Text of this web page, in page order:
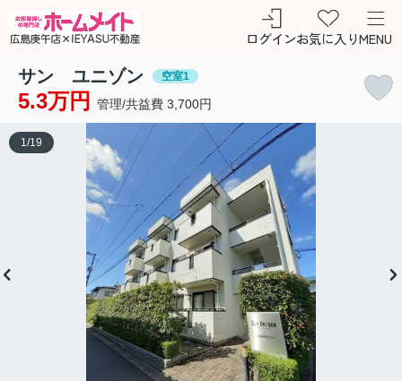
ログインお気に入りMENU
サン ユニゾン 空室1
5.3万円 管理/共益費 3,700円
1 /19